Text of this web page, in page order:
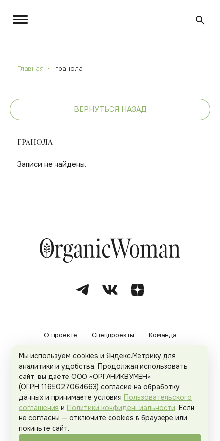
Главная гранола
ВЕРНУТЬСЯ НАЗАД
ГРАНОЛА
Записи не найдены.
О проекте Спецпроекты Команда
Рекламодателям Политика конфиденциальности
Пользовательское соглашение
Organicwoman.ru . Все права защищены.
Мы используем cookies и Яндекс.Метрику для
аналитики и удобства. Продолжая использовать
сайт, вы даёте ООО «ОРГАНИКВУМЕН»
(ОГРН 1165027064663) согласие на обработку
данных и принимаете условия Пользовательского
соглашения и Политики конфиденциальности. Если
не согласны — отключите cookies в браузере или
покиньте сайт.